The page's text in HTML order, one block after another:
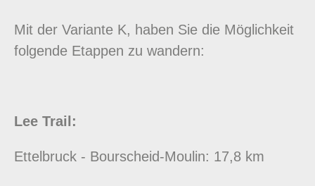
Mit der Variante K, haben Sie die Möglichkeit
folgende Etappen zu wandern:
Lee Trail:
Ettelbruck - Bourscheid-Moulin: 17,8 km